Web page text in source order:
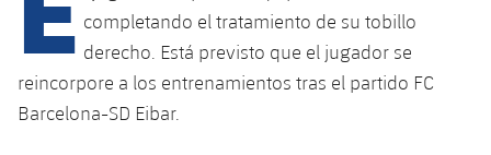
plusicon
más
SUB13
SUB12
SUB13 B
SUB12 C
Entradas
Gameday Shows
Barça Atlètic
Junior
Campus Verano
PLUSICON
MÁS
Primer Equipo
completando el tratamiento de su tobillo
derecho. Está previsto que el jugador se
reincorpore a los entrenamientos tras el partido FC
Barcelona-SD Eibar.